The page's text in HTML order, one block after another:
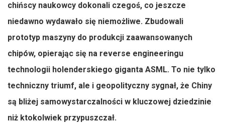
chińscy naukowcy dokonali czegoś, co jeszcze
niedawno wydawało się niemożliwe. Zbudowali
prototyp maszyny do produkcji zaawansowanych
chipów, opierając się na reverse engineeringu
technologii holenderskiego giganta ASML. To nie tylko
techniczny triumf, ale i geopolityczny sygnał, że Chiny
są bliżej samowystarczalności w kluczowej dziedzinie
niż ktokolwiek przypuszczał.